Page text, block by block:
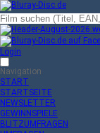
Login
Navigation
START
STARTSEITE
NEWSLETTER
GEWINNSPIELE
BLITZUMFRAGEN